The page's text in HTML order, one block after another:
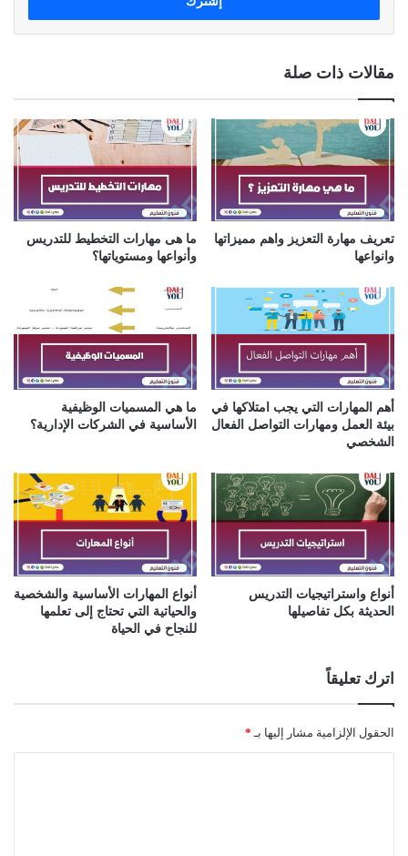
ب
د
ك
ا
ل
إ
ت
و
ي
مقالات ذات صلة
تعريف مهارة التعزيز واهم مميزاتها
وانواعها
ما هى مهارات التخطيط للتدريس
وأنواعها ومستوياتها؟
أهم المهارات التي يجب امتلاكها في
بيئة العمل ومهارات التواصل الفعال
الشخصي
ما هي المسميات الوظيفية
الأساسية في الشركات الإدارية؟
أنواع واستراتيجيات التدريس
الحديثة بكل تفاصيلها
أنواع المهارات الأساسية والشخصية
والحياتية التي تحتاج إلى تعلمها
للنجاح في الحياة
اترك تعليقاً
الحقول الإلزامية مشار إليها بـ *